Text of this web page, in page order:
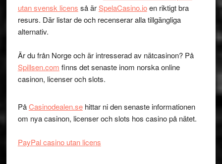
utan svensk licens så ärSpelaCasino.ioen riktigt bra
resurs. Där listar de och recenserar alla tillgängliga
alternativ.
Är du från Norge och är intresserad av nätcasinon? På
Spillsen.com finns det senaste inom norska online
casinon, licenser och slots.
PåCasinodealen.sehittar ni den senaste informationen
om nya casinon, licenser och slots hos casino på nätet.
PayPal casino utan licens